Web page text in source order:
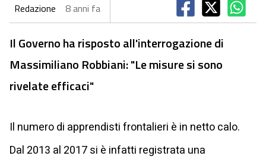
Redazione 8 anni fa
Il Governo ha risposto all'interrogazione di
Massimiliano Robbiani: "Le misure si sono
rivelate efficaci"
Il numero di apprendisti frontalieri è in netto calo.
Dal 2013 al 2017 si è infatti registrata una